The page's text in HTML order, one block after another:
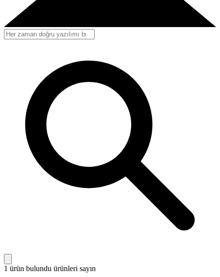
1 ürün bulundu ürünleri sayın